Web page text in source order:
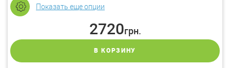
Показать еще опции
2720грн.
В КОРЗИНУ